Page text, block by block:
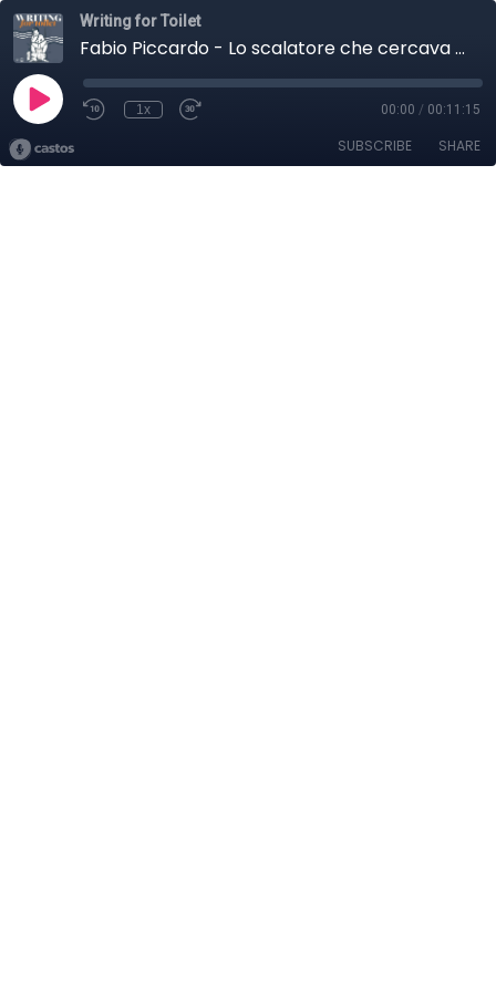
Writing for Toilet
Fabio Piccardo - Lo scalatore che cercava Dio - Writing for Toilet 27 gennaio 2026
1x 00:00 / 00:11:15
SUBSCRIBE SHARE